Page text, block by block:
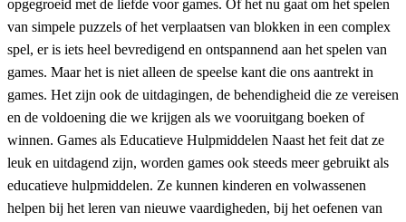
opgegroeid met de liefde voor games. Of het nu gaat om het spelen
van simpele puzzels of het verplaatsen van blokken in een complex
spel, er is iets heel bevredigend en ontspannend aan het spelen van
games. Maar het is niet alleen de speelse kant die ons aantrekt in
games. Het zijn ook de uitdagingen, de behendigheid die ze vereisen
en de voldoening die we krijgen als we vooruitgang boeken of
winnen. Games als Educatieve Hulpmiddelen Naast het feit dat ze
leuk en uitdagend zijn, worden games ook steeds meer gebruikt als
educatieve hulpmiddelen. Ze kunnen kinderen en volwassenen
helpen bij het leren van nieuwe vaardigheden, bij het oefenen van